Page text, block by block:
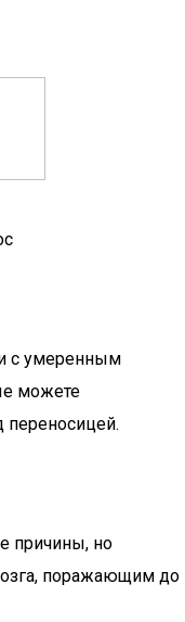
с умеренным
можете
переносицей.
причины, но
поражающим до